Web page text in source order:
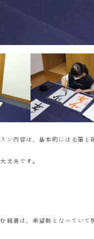
ン内容は、基本的には毛筆と
丈夫です。
競書は、希望制となっていて